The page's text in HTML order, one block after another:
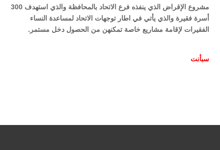
مشروع الإقراض الذي ينفذه فرع الاتحاد بالمحافظة والذي استهدف 300
أسرة فقيرة والذي يأتي في اطار توجهات الاتحاد لمساعدة النساء
الفقيرات لإقامة مشاريع خاصة تمكنهن من الحصول دخل مستمر.
سبأنت